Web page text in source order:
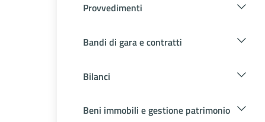
Provvedimenti
Bandi di gara e contratti
Bilanci
Beni immobili e gestione patrimonio